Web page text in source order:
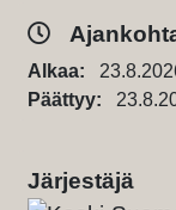
Alkaa:
Päättyy:
Järjestäjä